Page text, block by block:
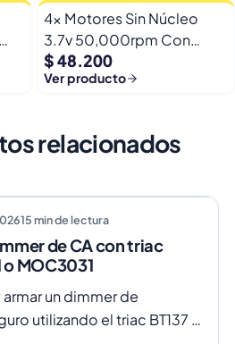
4x Motores Sin Núcleo
3.7v 50,000rpm Con
Helices Micro Fpv
$ 48.200
Ver producto
relacionados
15min de lectura
de CA con triac
o MOC3031
un dimmer de
utilizando el triac BT137 y